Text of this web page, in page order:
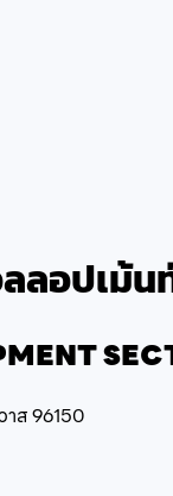
ลอปเม้
าส 96150